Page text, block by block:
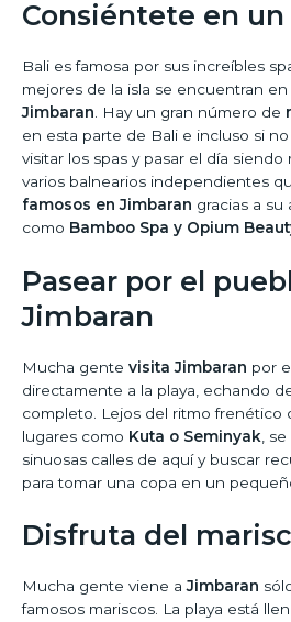
Consiéntete en un
Bali es famosa por sus increíbles
mejores de la isla se encuentran en
Jimbaran . Hay un gran número de
en esta parte de Bali e incluso si
visitar los spas y pasar el día siendo
varios balnearios independientes
famosos en Jimbaran gracias a su
como Bamboo Spa y Opium
Pasear por el
Jimbaran
Mucha gente visita Jimbaran por
directamente a la playa, echando
completo. Lejos del ritmo frenético
lugares como Kuta o Seminyak ,
sinuosas calles de aquí y buscar
para tomar una copa en un
Disfruta del
Mucha gente viene a Jimbaran
famosos mariscos. La playa está